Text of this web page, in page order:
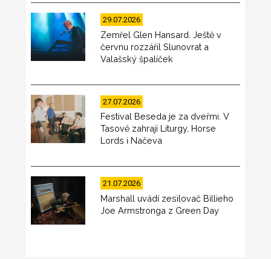
29.07.2026
Zemřel Glen Hansard. Ještě v
červnu rozzářil Slunovrat a
Valašský špalíček
27.07.2026
Festival Beseda je za dveřmi. V
Tasově zahrají Liturgy, Horse
Lords i Načeva
21.07.2026
Marshall uvádí zesilovač Billieho
Joe Armstronga z Green Day